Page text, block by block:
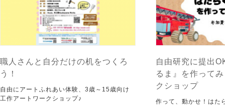
職人さんと自分だけの机をつくろ
う！
自由にアートふれあい体験、3歳～15歳向け
工作アートワークショップ♪
自由研究に提出
るま』を作って
クショップ
作って、動かせ！はた